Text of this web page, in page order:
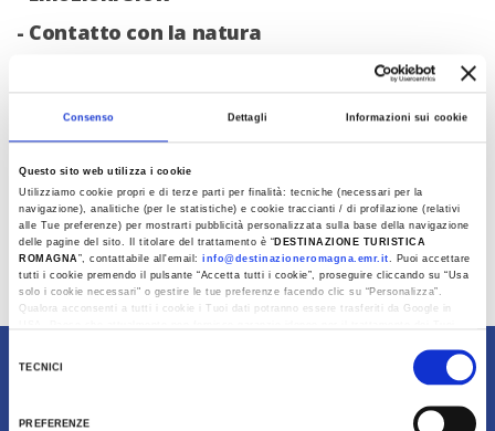
Consenso Dettagli Informazioni sui cookie
Questo sito web utilizza i cookie
Utilizziamo cookie propri e di terze parti per finalità: tecniche (necessari per la
navigazione), analitiche (per le statistiche) e cookie traccianti / di profilazione (relativi
alle Tue preferenze) per mostrarti pubblicità personalizzata sulla base della navigazione
delle pagine del sito. Il titolare del trattamento è “ DESTINAZIONE TURISTICA
ROMAGNA”, contattabile all'email:info@destinazioneromagna.emr.it. Puoi accettare
tutti i cookie premendo il pulsante “Accetta tutti i cookie”, proseguire cliccando su “Usa
solo i cookie necessari" o gestire le tue preferenze facendo clic su “Personalizza”.
Qualora acconsenti a tutti i cookie i Tuoi dati potranno essere trasferiti da Google in
TECNICI
PREFERENZE
- Contatto con la natura
- Sapori genuini
- Sostenibilità ambientale
Info - sito turistico regionale sulla Giornata
Verde
Ultimo aggiornamento 18/06/2024
Contenuti di proprietà di Destinazione Turistica